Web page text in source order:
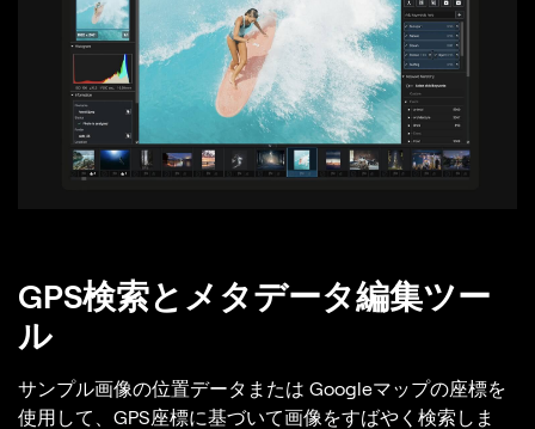
GPS検索とメタデータ編集ツー
ル
サンプル画像の位置データまたは Googleマップの座標を
使用して、GPS座標に基づいて画像をすばやく検索しま